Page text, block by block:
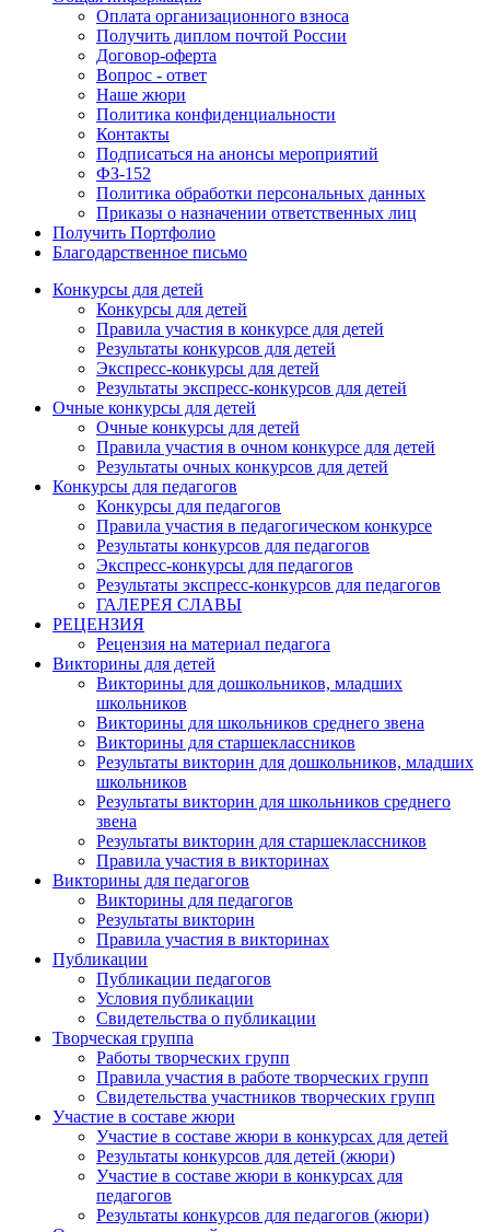
Оплата организационного взноса
Получить диплом почтой России
Договор-оферта
Вопрос - ответ
Наше жюри
Политика конфиденциальности
Контакты
Подписаться на анонсы мероприятий
ФЗ-152
Политика обработки персональных данных
Приказы о назначении ответственных лиц
Получить Портфолио
Благодарственное письмо
Конкурсы для детей
Конкурсы для детей
Правила участия в конкурсе для детей
Результаты конкурсов для детей
Экспресс-конкурсы для детей
Результаты экспресс-конкурсов для детей
Очные конкурсы для детей
Очные конкурсы для детей
Правила участия в очном конкурсе для детей
Результаты очных конкурсов для детей
Конкурсы для педагогов
Конкурсы для педагогов
Правила участия в педагогическом конкурсе
Результаты конкурсов для педагогов
Экспресс-конкурсы для педагогов
Результаты экспресс-конкурсов для педагогов
ГАЛЕРЕЯ СЛАВЫ
РЕЦЕНЗИЯ
Рецензия на материал педагога
Викторины для детей
Викторины для дошкольников, младших
школьников
Викторины для школьников среднего звена
Викторины для старшеклассников
Результаты викторин для дошкольников, младших
школьников
Результаты викторин для школьников среднего
звена
Результаты викторин для старшеклассников
Правила участия в викторинах
Викторины для педагогов
Викторины для педагогов
Результаты викторин
Правила участия в викторинах
Публикации
Публикации педагогов
Условия публикации
Свидетельства о публикации
Творческая группа
Работы творческих групп
Правила участия в работе творческих групп
Свидетельства участников творческих групп
Участие в составе жюри
Участие в составе жюри в конкурсах для детей
Результаты конкурсов для детей (жюри)
Участие в составе жюри в конкурсах для
педагогов
Результаты конкурсов для педагогов (жюри)